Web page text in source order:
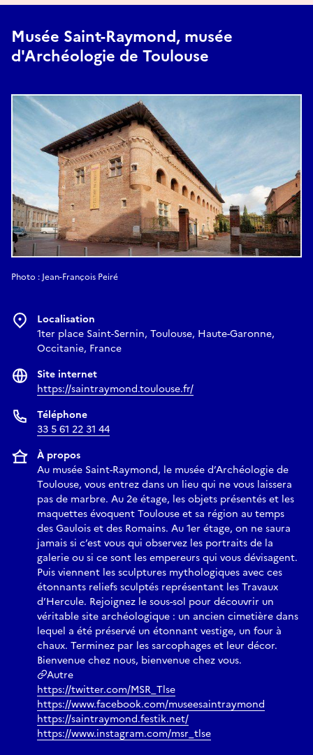
Musée Saint-Raymond, musée
d'Archéologie de Toulouse
Photo : Jean-François Peiré
Localisation
1ter place Saint-Sernin, Toulouse, Haute-Garonne,
Occitanie, France
Site internet
https://saintraymond.toulouse.fr/
Téléphone
33 5 61 22 31 44
À propos
Au musée Saint-Raymond, le musée d’Archéologie de
Toulouse, vous entrez dans un lieu qui ne vous laissera
pas de marbre. Au 2e étage, les objets présentés et les
maquettes évoquent Toulouse et sa région au temps
des Gaulois et des Romains. Au 1er étage, on ne saura
jamais si c’est vous qui observez les portraits de la
galerie ou si ce sont les empereurs qui vous dévisagent.
Puis viennent les sculptures mythologiques avec ces
étonnants reliefs sculptés représentant les Travaux
d’Hercule. Rejoignez le sous-sol pour découvrir un
véritable site archéologique : un ancien cimetière dans
lequel a été préservé un étonnant vestige, un four à
chaux. Terminez par les sarcophages et leur décor.
Bienvenue chez nous, bienvenue chez vous.
Autre
https://twitter.com/MSR_Tlse
https://www.facebook.com/museesaintraymond
https://saintraymond.festik.net/
https://www.instagram.com/msr_tlse